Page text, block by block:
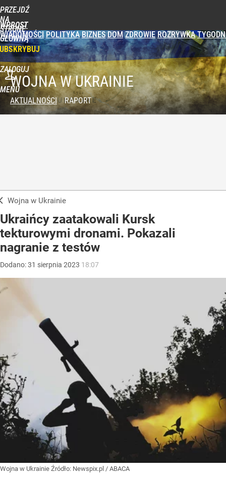
PRZEJDŹ
NA
STRONĘ
GŁÓWNĄ
WPROST
WIADOMOŚCI POLITYKA BIZNES DOM ZDROWIE ROZRYWKA
ZALOGUJ
MENUWOJNA W UKRAINIE
AKTUALNOŚCI RAPORT
Wojna w Ukrainie
Ukraińcy zaatakowali Kursk
tekturowymi dronami. Pokazali
nagranie z testów
Dodano:31 sierpnia 2023 18:07
Wojna w Ukrainie Źródło: Newspix.pl / ABACA